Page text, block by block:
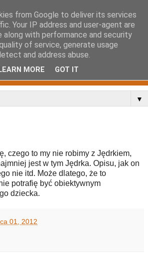
▼
czego to my nie robimy z Jędrkiem,
jest w tym Jędrka. Opisu, jak on
nie itd. Może dlatego, że to
potrafię być obiektywnym
dziecka.
01, 2012
from Google to deliver its services
Your IP address and user-agent are
along with performance and security
of service, generate usage
and address abuse.
LEARN MORE GOT IT